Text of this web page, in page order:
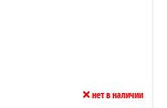
нет в наличии